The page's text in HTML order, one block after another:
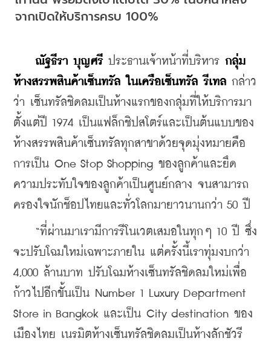
จากเปิดให้บริการครบ 100%
ณัฐธีรา บุญศรี ประธานเจ้าหน้าที่บริหาร กลุ่ม
ห้างสรรพสินค้าเซ็นทรัล ในเครือเซ็นทรัล รีเทล กล่าว
ว่า เซ็นทรัลชิดลมเป็นห้างแรกของกลุ่มที่ให้บริการมา
ตั้งแต่ปี 1974 เป็นแฟล็กชิปสโตร์และเป็นต้นแบบของ
ห้างสรรพสินค้าเซ็นทรัลทุกสาขาด้วยจุดมุ่งหมายคือ
การเป็น One Stop Shopping ของลูกค้าและยึด
ความประทับใจของลูกค้าเป็นศูนย์กลาง จนสามารถ
ครองใจนักช็อปไทยและทั่วโลกมายาวนานกว่า 50 ปี
“ที่ผ่านมาเรามีการรีโนเวตเสมอในทุกๆ 10 ปี ซึ่ง
จะปรับโฉมใหม่เฉพาะภายใน แต่ครั้งนี้เราทุ่มงบกว่า
4,000 ล้านบาท ปรับโฉมห้างเซ็นทรัลชิดลมใหม่เพื่อ
ก้าวไปอีกขั้นเป็น Number 1 Luxury Department
Store in Bangkok และเป็น City destination ของ
เมืองไทย เนรมิตห้างเซ็นทรัลชิดลมเป็นห้างลักชัวรี